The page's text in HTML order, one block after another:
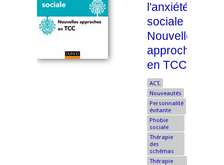
l'anxiété
sociale
Nouvelles
approches
en TCC
ACT.
Nouveautés
Personnalité
évitante
Phobie
sociale
Thérapie
des
schémas
Thérapie